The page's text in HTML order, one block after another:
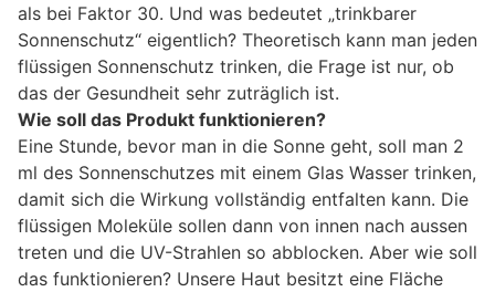
als bei Faktor 30. Und was bedeutet „trinkbarer
Sonnenschutz“ eigentlich? Theoretisch kann man jeden
flüssigen Sonnenschutz trinken, die Frage ist nur, ob
das der Gesundheit sehr zuträglich ist.
Wie soll das Produkt funktionieren?
Eine Stunde, bevor man in die Sonne geht, soll man 2
ml des Sonnenschutzes mit einem Glas Wasser trinken,
damit sich die Wirkung vollständig entfalten kann. Die
flüssigen Moleküle sollen dann von innen nach aussen
treten und die UV-Strahlen so abblocken. Aber wie soll
das funktionieren? Unsere Haut besitzt eine Fläche